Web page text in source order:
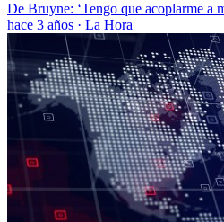
De Bruyne: ‘Tengo que acoplarme a
hace 3 años · La Hora